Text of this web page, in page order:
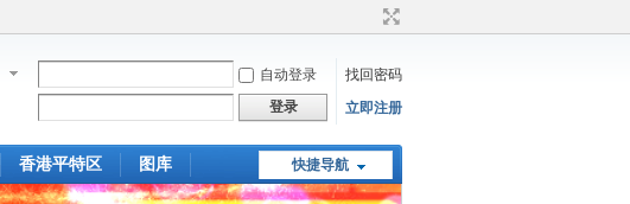
自动登录
找回密码
登录 立即注册
快捷导航
香港平特区 图库